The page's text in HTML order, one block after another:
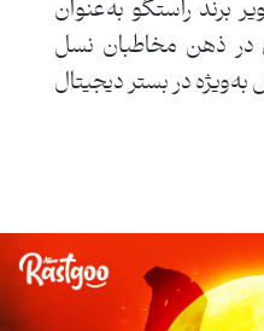
برند راستگو به‌عنوان
در ذهن مخاطبان نسل
در بستر دیجیتال